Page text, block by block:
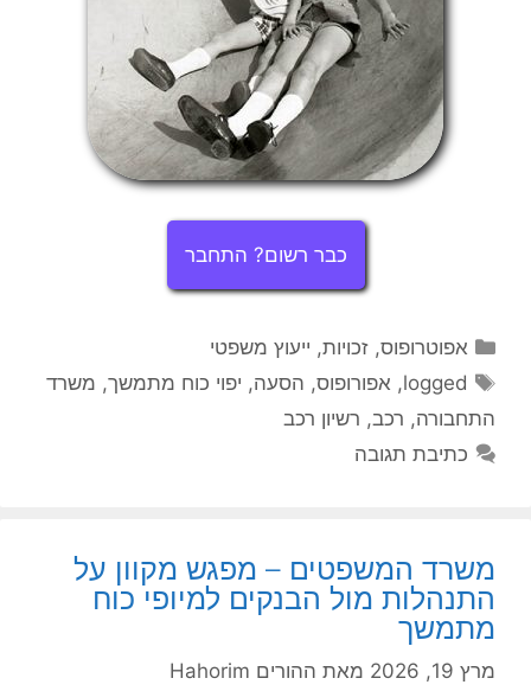
כבר רשום? התחבר
קטגוריות
אפוטרופוס,זכויות, ייעוץ משפטי
תגיות
logged
, אפורופוס, הסעה, יפוי כוח מתמשך, משרד
התחבורה, רכב, רשיון רכב
כתיבת תגובה
משרד המשפטים – מפגש מקוון על
התנהלות מול הבנקים למיופי כוח
מתמשך
מרץ 19, 2026 מאת ההורים Hahorim